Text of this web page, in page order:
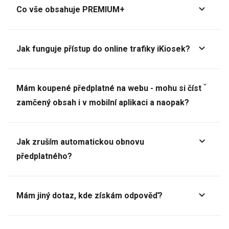
Co vše obsahuje PREMIUM+
Jak funguje přístup do online trafiky iKiosek?
Mám koupené předplatné na webu - mohu si číst
zamčený obsah i v mobilní aplikaci a naopak?
Jak zruším automatickou obnovu
předplatného?
Mám jiný dotaz, kde získám odpověď?